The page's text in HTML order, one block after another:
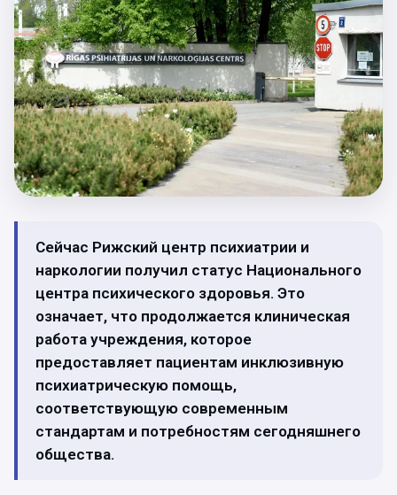
Сейчас Рижский центр психиатрии и
наркологии получил статус Национального
центра психического здоровья. Это
означает, что продолжается клиническая
работа учреждения, которое
предоставляет пациентам инклюзивную
психиатрическую помощь,
соответствующую современным
стандартам и потребностям сегодняшнего
общества.